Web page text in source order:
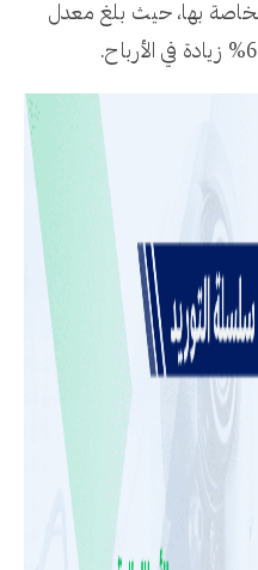
بها، حيث بلغ معدل